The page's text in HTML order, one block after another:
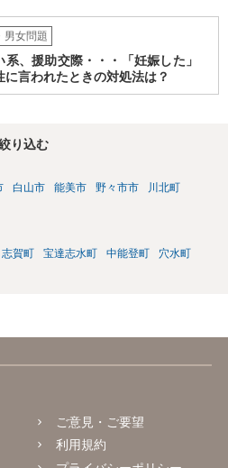
男女問題
系、援助交際・・・「妊娠した」
に言われたときの対処法は？
り込む
白山市 能美市 野々市市
川北町
志賀町 宝達志水町 中能登町
穴水町
ご意見・ご要望
利用規約